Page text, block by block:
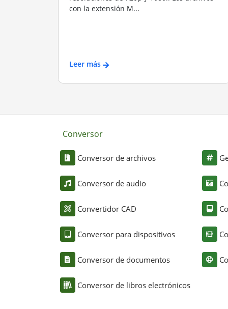
con la extensión M...
Leer más
Conversor
Conversor de archivos
Conversor de audio
Convertidor CAD
Conversor para dispositivos
Conversor de documentos
Conversor de libros electrónicos